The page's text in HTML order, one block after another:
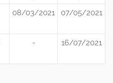
08/03/2021 07/05/2021
- 16/07/2021